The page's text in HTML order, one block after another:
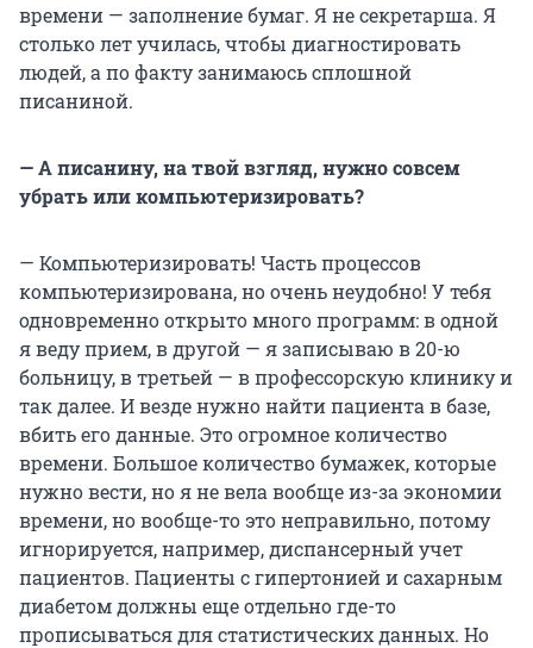
времени — заполнение бумаг. Я не секретарша. Я
столько лет училась, чтобы диагностировать
людей, а по факту занимаюсь сплошной
писаниной.
— А писанину, на твой взгляд, нужно совсем
убрать или компьютеризировать?
— Компьютеризировать! Часть процессов
компьютеризирована, но очень неудобно! У тебя
одновременно открыто много программ: в одной
я веду прием, в другой — я записываю в 20-ю
больницу, в третьей — в профессорскую клинику и
так далее. И везде нужно найти пациента в базе,
вбить его данные. Это огромное количество
времени. Большое количество бумажек, которые
нужно вести, но я не вела вообще из-за экономии
времени, но вообще-то это неправильно, потому
игнорируется, например, диспансерный учет
пациентов. Пациенты с гипертонией и сахарным
диабетом должны еще отдельно где-то
прописываться для статистических данных. Но